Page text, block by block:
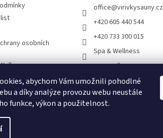
abychom Vám umožnili pohodlné
a díky analýze provozu webu neustále
funkce, výkon a použitelnost.
osobních
Sloučením
věřitele
office@virivkysauny.cz
+420 605 440 544
+420 733 300 015
Spa & Wellness
spa_wellness_cz